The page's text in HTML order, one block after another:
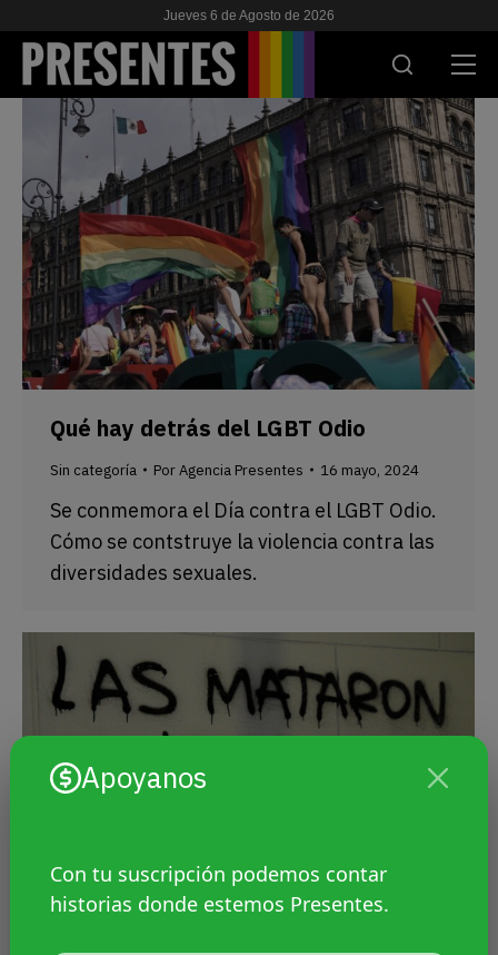
Jueves 6 de Agosto de 2026
ACTUALIDAD
INVESTIGACIONES
VIH & SIDA
ESCUELA
NOSOTRES
APOYANOS
ES
Apoyanos
Con tu suscripción podemos contar
historias donde estemos Presentes.
Qué hay detrás del LGBT Odio
Sin categoría PorAgencia Presentes 16 mayo, 2024
Se conmemora el Día contra el LGBT Odio.
Cómo se contstruye la violencia contra las
diversidades sexuales.